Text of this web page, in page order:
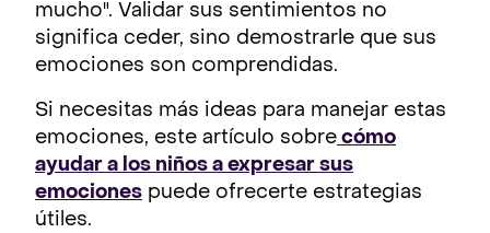
mucho". Validar sus sentimientos no
significa ceder, sino demostrarle que sus
emociones son comprendidas.
Si necesitas más ideas para manejar estas
emociones, este artículo sobre cómo
ayudar a los niños a expresar sus
emociones puede ofrecerte estrategias
útiles.